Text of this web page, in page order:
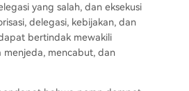
yang salah, dan eksekusi
delegasi, kebijakan, dan
bertindak mewakili
menjeda, mencabut, dan